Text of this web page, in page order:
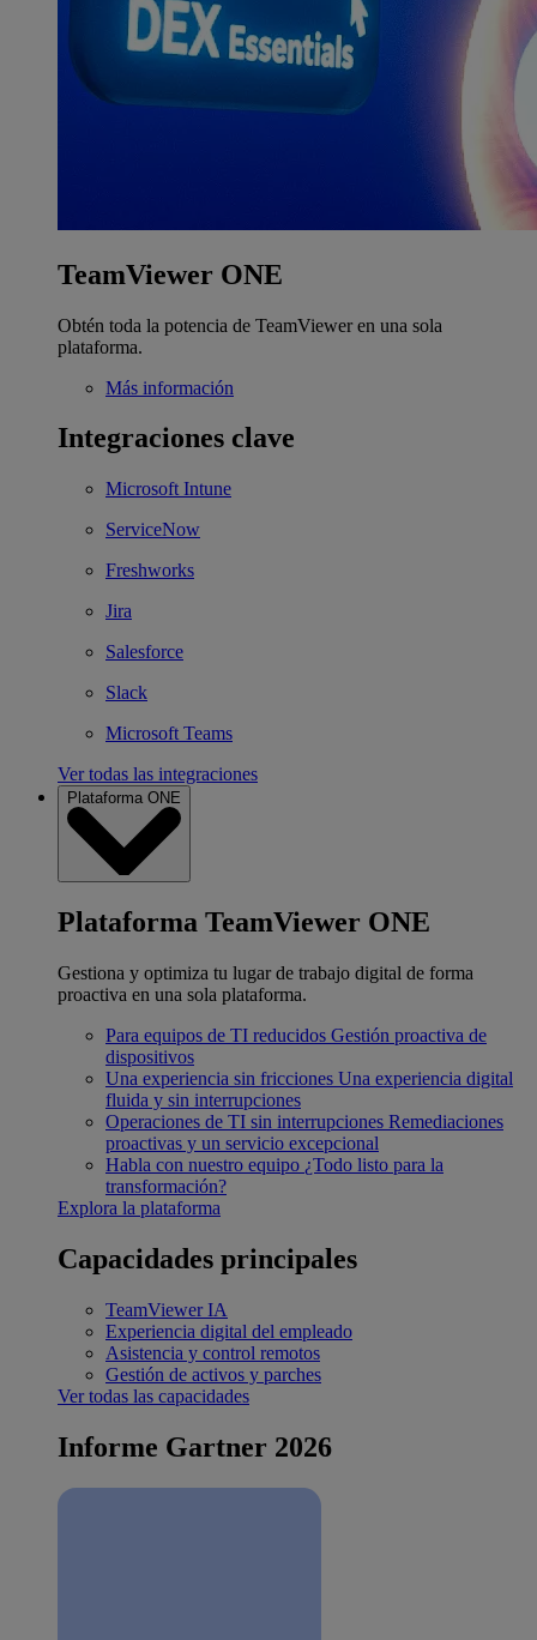
TeamViewer ONE
Obtén toda la potencia de TeamViewer en una sola
plataforma.
Más información
Integraciones clave
Microsoft Intune
ServiceNow
Freshworks
Jira
Salesforce
Slack
Microsoft Teams
Ver todas las integraciones
Plataforma ONE
Plataforma TeamViewer ONE
Gestiona y optimiza tu lugar de trabajo digital de forma
proactiva en una sola plataforma.
Para equipos de TI reducidos Gestión proactiva de
dispositivos
Una experiencia sin fricciones Una experiencia digital
fluida y sin interrupciones
Operaciones de TI sin interrupciones Remediaciones
proactivas y un servicio excepcional
Habla con nuestro equipo ¿Todo listo para la
transformación?
Explora la plataforma
Capacidades principales
TeamViewer IA
Experiencia digital del empleado
Asistencia y control remotos
Gestión de activos y parches
Ver todas las capacidades
Informe Gartner 2026